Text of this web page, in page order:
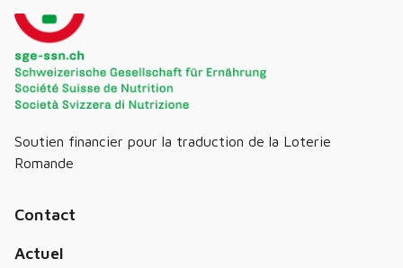
Soutien financier pour la traduction de la Loterie
Romande
Contact
Actuel